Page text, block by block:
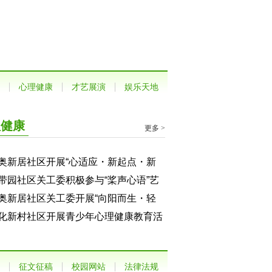
心理健康 才艺展演 娱乐天地
康 更多 >
新居社区开展“心适应・新起点・新
”小升初学生心理适应指导专题讲座
园社区关工委积极参与“桨声心语”艺
愈亲子关爱活动
新居社区关工委开展“向阳而生・轻
行”小学生自我成长主题心理团辅活
新村社区开展青少年心理健康教育活
征文征稿 校园网站 法律法规